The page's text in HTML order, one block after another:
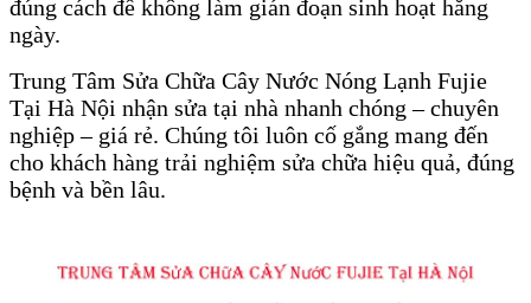
đúng cách để không làm gián đoạn sinh hoạt hằng
ngày.
Trung Tâm Sửa Chữa Cây Nước Nóng Lạnh Fujie
Tại Hà Nội nhận sửa tại nhà nhanh chóng – chuyên
nghiệp – giá rẻ. Chúng tôi luôn cố gắng mang đến
cho khách hàng trải nghiệm sửa chữa hiệu quả, đúng
bệnh và bền lâu.